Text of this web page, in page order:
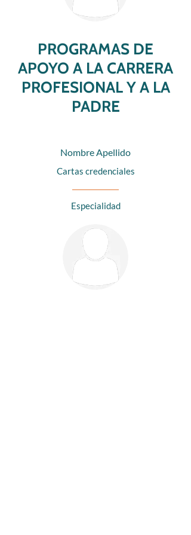
PROGRAMAS DE
APOYO A LA CARRERA
PROFESIONAL Y A LA
PADRE
Nombre Apellido
Cartas credenciales
Especialidad